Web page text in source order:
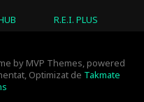
R.E.I. PLUS
by MVP Themes, powered
Optimizat de Takmate